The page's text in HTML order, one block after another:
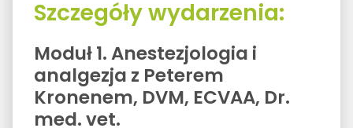
Szczegóły wydarzenia:
Moduł 1. Anestezjologia i
analgezja z Peterem
Kronenem, DVM, ECVAA, Dr.
med. vet.